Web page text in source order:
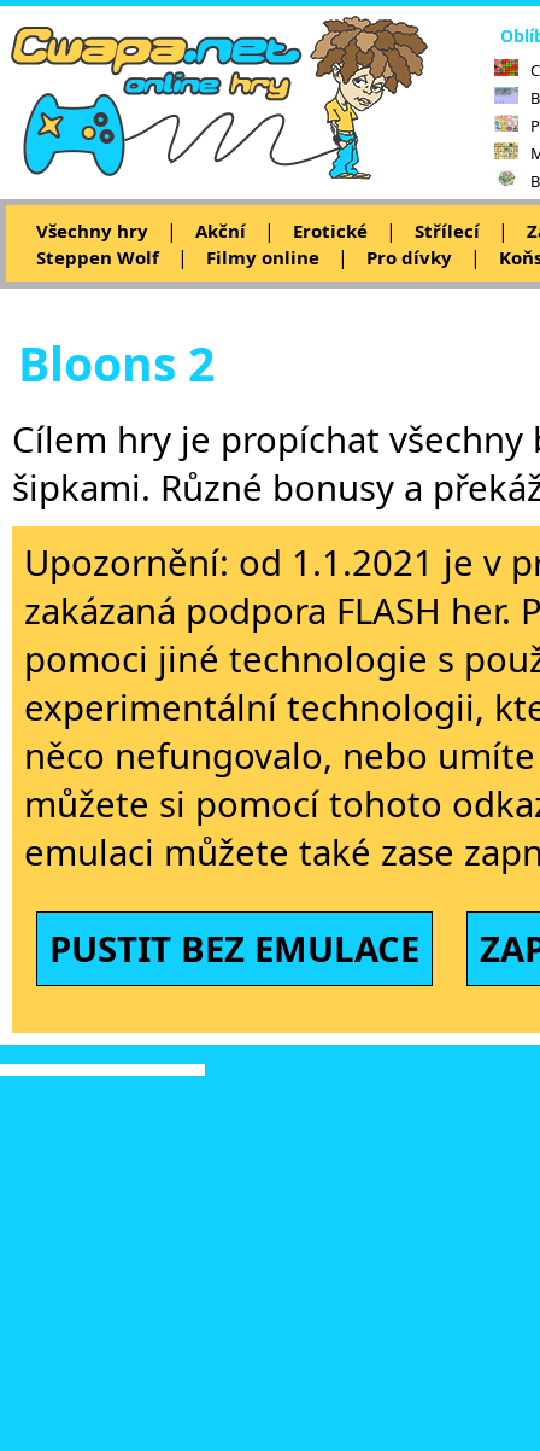
Všechny hry | Akční | Erotické | Střílecí |
Steppen Wolf
| Filmy online | Pro dívky |
Bloons 2
Cílem hry je propíchat
šipkami. Různé bonusy a
Upozornění: od 1.1.2021 je v
zakázaná podpora FLASH
pomoci jiné technologie s
experimentální technologii,
něco nefungovalo, nebo
můžete si pomocí tohoto
emulaci můžete také zase
PUSTIT BEZ EMULACE